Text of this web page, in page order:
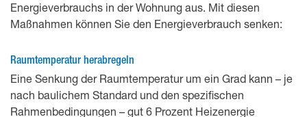
Energieverbrauchs in der Wohnung aus. Mit diesen
Maßnahmen können Sie den Energieverbrauch senken:
Raumtemperatur herabregeln
Eine Senkung der Raumtemperatur um ein Grad kann – je
nach baulichem Standard und den spezifischen
Rahmenbedingungen – gut 6 Prozent Heizenergie